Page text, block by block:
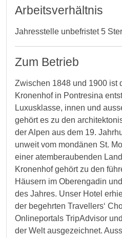
Arbeitsverhältnis
Jahresstelle unbefristet 5
Zum Betrieb
Zwischen 1848 und 1900 ist
Kronenhof in Pontresina
Luxusklasse, innen und
gehört es zu den
der Alpen aus dem 19.
unweit vom mondänen St.
einer atemberaubenden
Kronenhof gehört zu den
Häusern im Oberengadin
des Jahres. Unser Hotel
der begehrten Travellers‘
Onlineportals TripAdvisor
der Welt ausgezeichnet.